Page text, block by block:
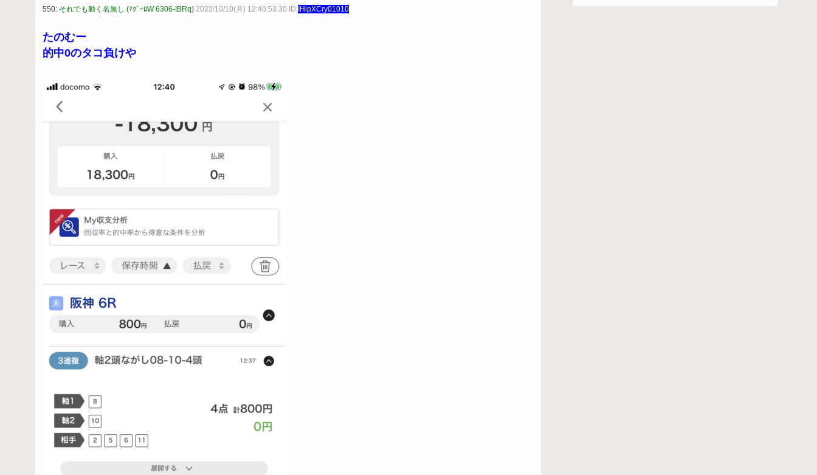
550: それでも動く名無し (ﾏｸﾞｰﾛW 6306-IBRq) 2022/10/10(月) 12:40:53.30 ID: IHipXCry01010
たのむー
的中0のタコ負けや